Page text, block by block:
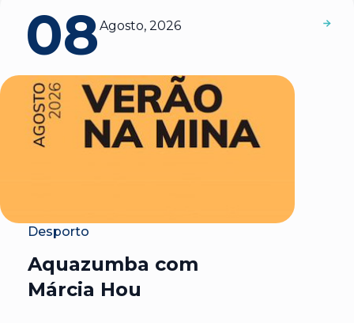
08Agosto, 2026
Desporto
Aquazumba com
Márcia Hou